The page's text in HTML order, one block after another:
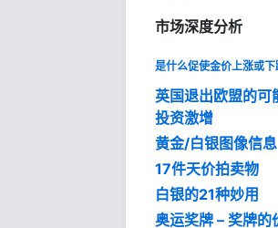
市场深度分析
是什么促使金价上涨或下
英国退出欧盟的可
投资激增
黄金/白银图像信息
17件天价拍卖物
白银的21种妙用
奥运奖牌 – 奖牌的